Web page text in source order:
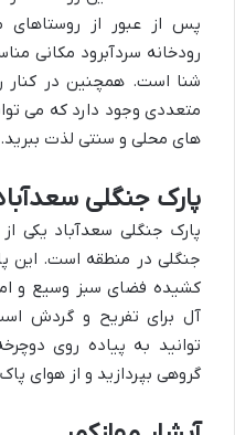
پس از عبور از روستاهای
رودخانه سردآبرود مکانی
شنا است. همچنین در کنار
متعددی وجود دارد که می
های محلی و سنتی لذت ببرید.
پارک جنگلی
پارک جنگلی سعدآباد یکی
جنگلی در منطقه است. این
کشیده فضای سبز وسیع و
آل برای تفریح و گردش
توانید به پیاده روی
گروهی بپردازید و از هوای